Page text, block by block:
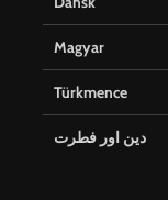
Magyar
Türkmence
دین اور فطرت